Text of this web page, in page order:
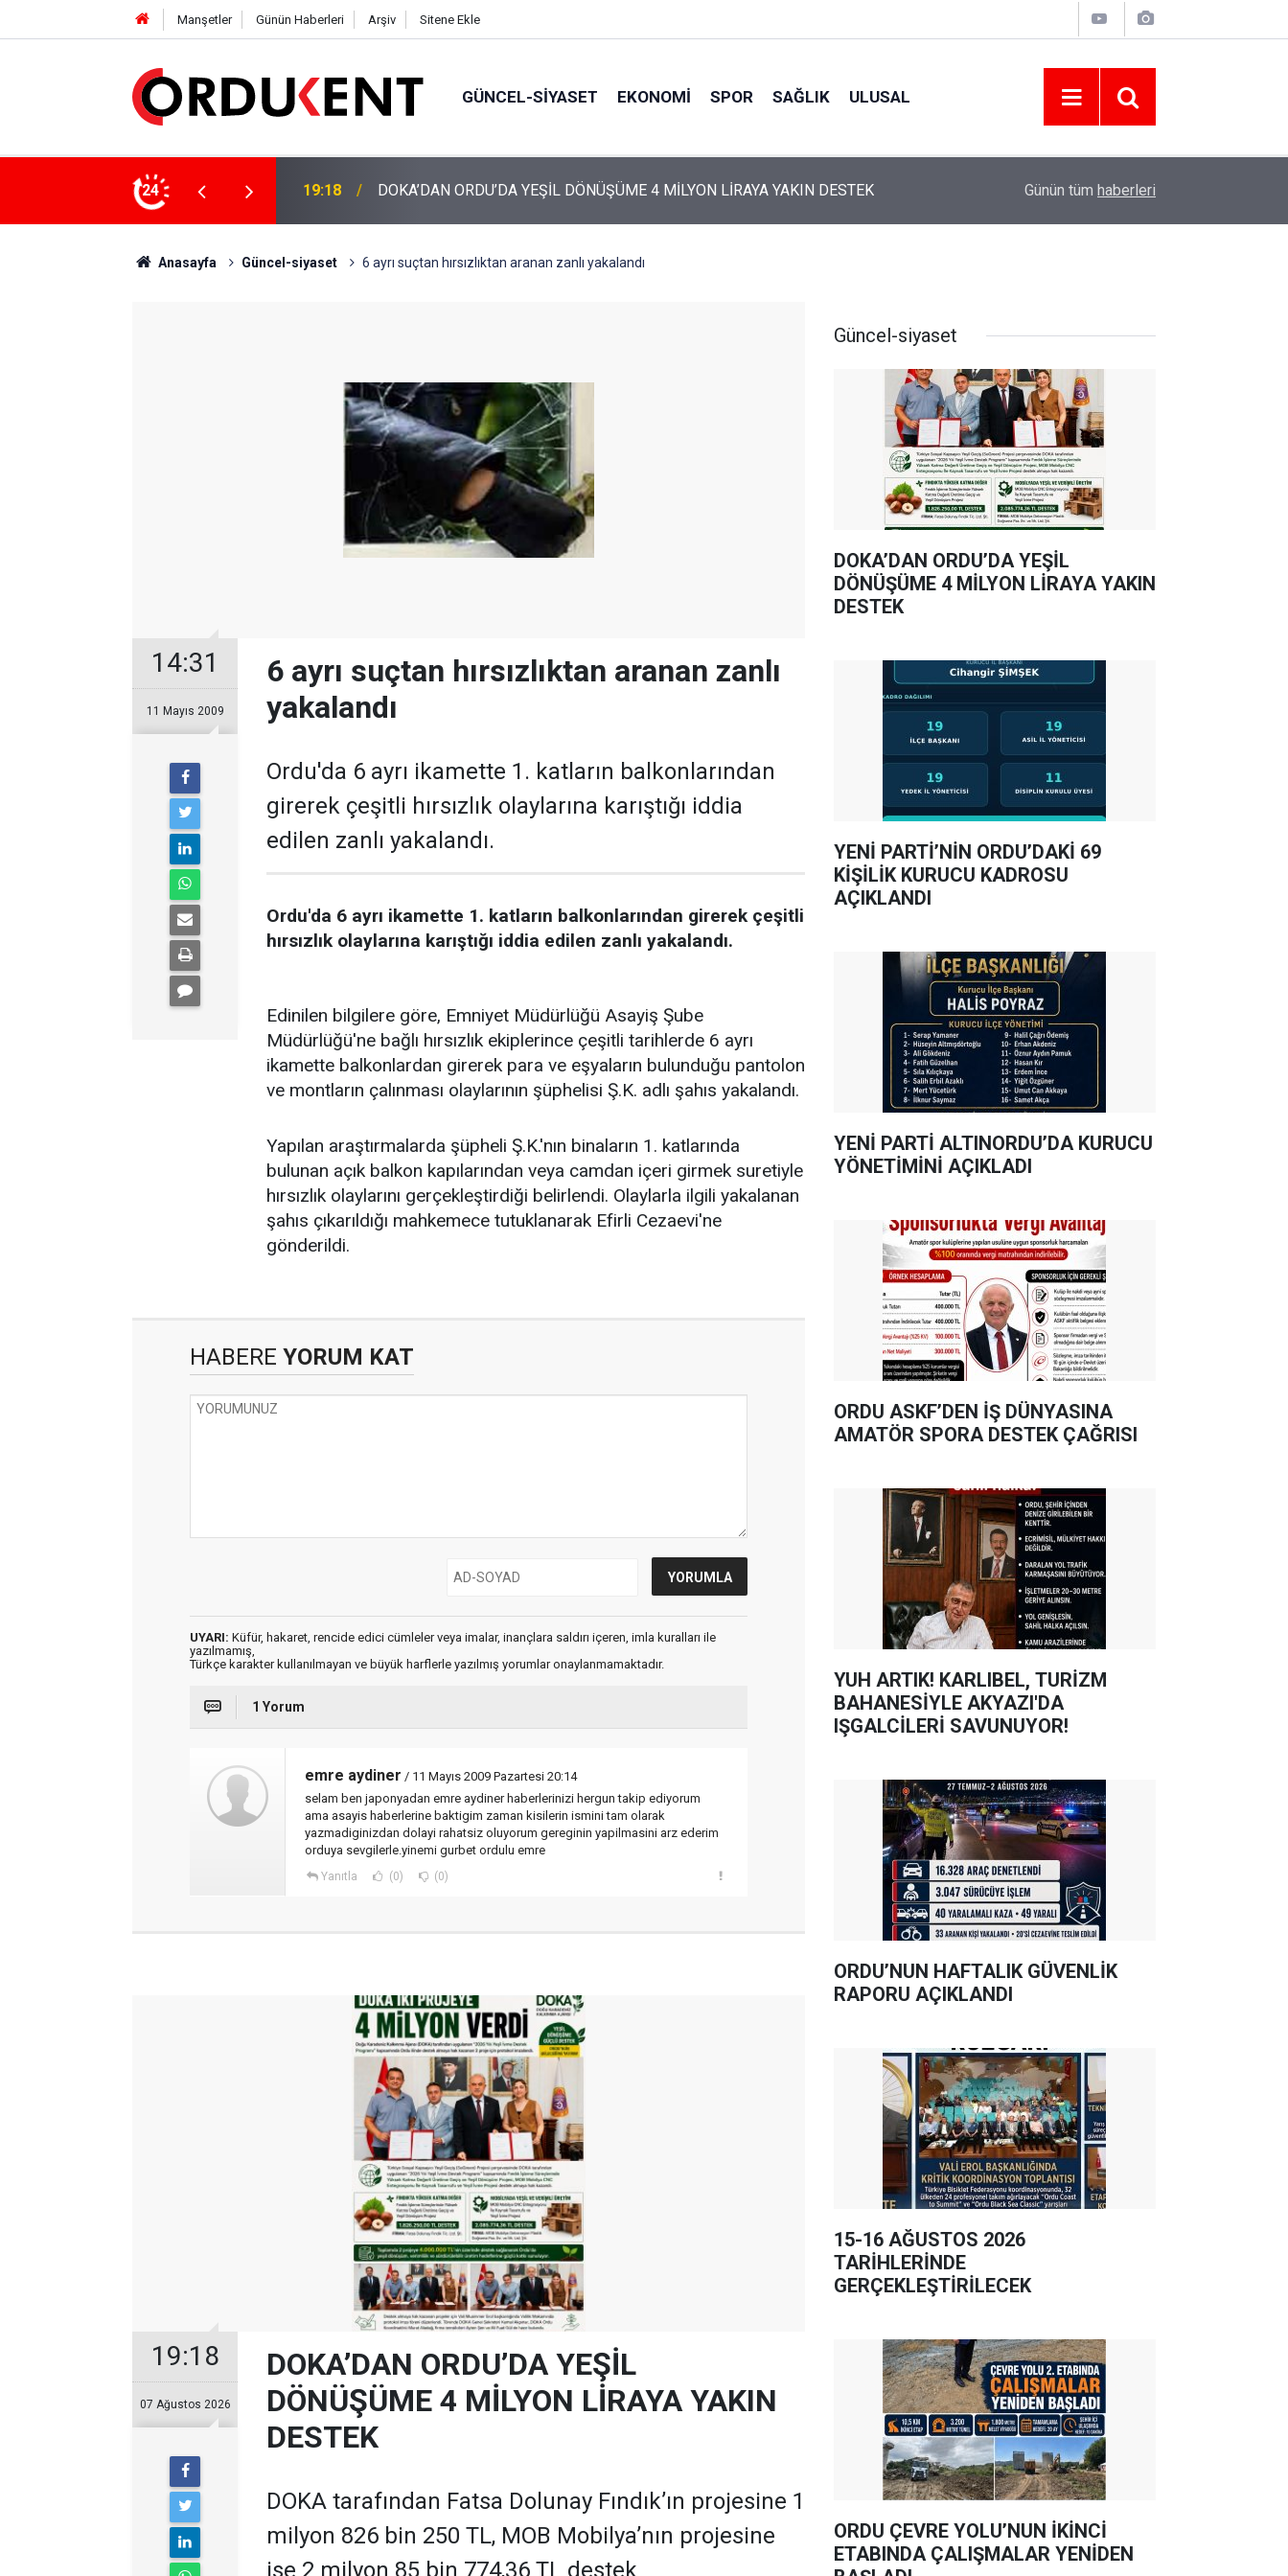
Manşetler Günün Haberleri Arşiv Sitene Ekle
GÜNCEL-SIYASET EKONOMI SPOR SAĞLIK ULUSAL
24
4 MİLYON LİRAYA YAKIN DESTEK 12:46 YENİ PARTİ’NİN ORDU’DAKİ 69 KİŞİLİK KURUCU KADROSU AÇIKLANDI YENİ PARTİ ALTINORDU’DA KURUCU
Günün tüm haberleri
Anasayfa Güncel-siyaset 6 ayrı suçtan hırsızlıktan aranan zanlı yakalandı
14:31
11 Mayıs 2009
6 ayrı suçtan hırsızlıktan aranan zanlı
yakalandı
Ordu'da 6 ayrı ikamette 1. katların balkonlarından
girerek çeşitli hırsızlık olaylarına karıştığı iddia
edilen zanlı yakalandı.
Ordu'da 6 ayrı ikamette 1. katların balkonlarından girerek çeşitli
hırsızlık olaylarına karıştığı iddia edilen zanlı yakalandı.
Edinilen bilgilere göre, Emniyet Müdürlüğü Asayiş Şube
Müdürlüğü'ne bağlı hırsızlık ekiplerince çeşitli tarihlerde 6 ayrı
ikamette balkonlardan girerek para ve eşyaların bulunduğu pantolon
ve montların çalınması olaylarının şüphelisi Ş.K. adlı şahıs yakalandı.
Yapılan araştırmalarda şüpheli Ş.K.'nın binaların 1. katlarında
bulunan açık balkon kapılarından veya camdan içeri girmek suretiyle
hırsızlık olaylarını gerçekleştirdiği belirlendi. Olaylarla ilgili yakalanan
şahıs çıkarıldığı mahkemece tutuklanarak Efirli Cezaevi'ne
gönderildi.
HABERE YORUM KAT
UYARI: Küfür, hakaret, rencide edici cümleler veya imalar, inançlara saldırı içeren, imla kuralları ile
yazılmamış,
Türkçe karakter kullanılmayan ve büyük harflerle yazılmış yorumlar onaylanmamaktadır.
1 Yorum
emre aydiner / 11 Mayıs 2009 Pazartesi 20:14
selam ben japonyadan emre aydiner haberlerinizi hergun takip ediyorum
ama asayis haberlerine baktigim zaman kisilerin ismini tam olarak
yazmadiginizdan dolayi rahatsiz oluyorum gereginin yapilmasini arz ederim
orduya sevgilerle.yinemi gurbet ordulu emre
Yanıtla (0) (0)
19:18
07 Ağustos 2026
DOKA’DAN ORDU’DA YEŞİL
DÖNÜŞÜME 4 MİLYON LİRAYA YAKIN
DESTEK
DOKA tarafından Fatsa Dolunay Fındık’ın projesine 1
milyon 826 bin 250 TL, MOB Mobilya’nın projesine
ise 2 milyon 85 bin 774,36 TL destek
Güncel-siyaset
DOKA’DAN ORDU’DA YEŞİL
DÖNÜŞÜME 4 MİLYON LİRAYA YAKIN
DESTEK
YENİ PARTİ’NİN ORDU’DAKİ 69
KİŞİLİK KURUCU KADROSU
AÇIKLANDI
YENİ PARTİ ALTINORDU’DA KURUCU
YÖNETİMİNİ AÇIKLADI
ORDU ASKF’DEN İŞ DÜNYASINA
AMATÖR SPORA DESTEK ÇAĞRISI
YUH ARTIK! KARLIBEL, TURİZM
BAHANESİYLE AKYAZI'DA
IŞGALCİLERİ SAVUNUYOR!
ORDU’NUN HAFTALIK GÜVENLİK
RAPORU AÇIKLANDI
15-16 AĞUSTOS 2026
TARİHLERİNDE
GERÇEKLEŞTİRİLECEK
ORDU ÇEVRE YOLU’NUN İKİNCİ
ETABINDA ÇALIŞMALAR YENİDEN